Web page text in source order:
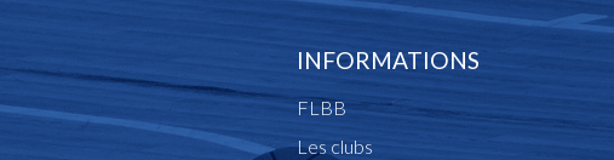
INFORMATIONS
FLBB
Les clubs